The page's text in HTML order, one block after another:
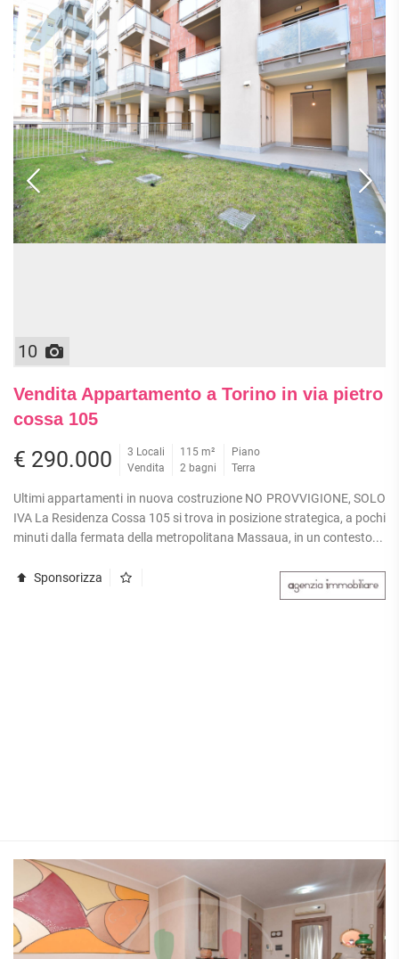
10
Vendita Appartamento a Torino in via pietro
cossa 105
€ 290.000
3 Locali
Vendita
115 m²
2 bagni
Piano
Terra
Ultimi appartamenti in nuova costruzione NO PROVVIGIONE, SOLO
IVA La Residenza Cossa 105 si trova in posizione strategica, a pochi
minuti dalla fermata della metropolitana Massaua, in un contesto...
Sponsorizza